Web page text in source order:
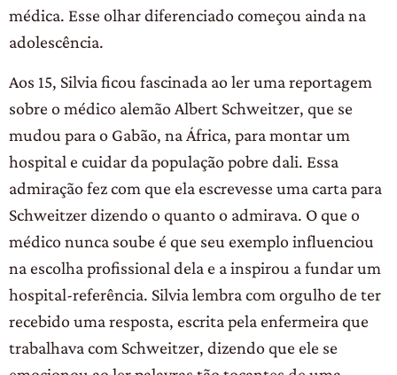
médica. Esse olhar diferenciado começou ainda na
adolescência.
Aos 15, Silvia ficou fascinada ao ler uma reportagem
sobre o médico alemão Albert Schweitzer, que se
mudou para o Gabão, na África, para montar um
hospital e cuidar da população pobre dali. Essa
admiração fez com que ela escrevesse uma carta para
Schweitzer dizendo o quanto o admirava. O que o
médico nunca soube é que seu exemplo influenciou
na escolha profissional dela e a inspirou a fundar um
hospital-referência. Silvia lembra com orgulho de ter
recebido uma resposta, escrita pela enfermeira que
trabalhava com Schweitzer, dizendo que ele se